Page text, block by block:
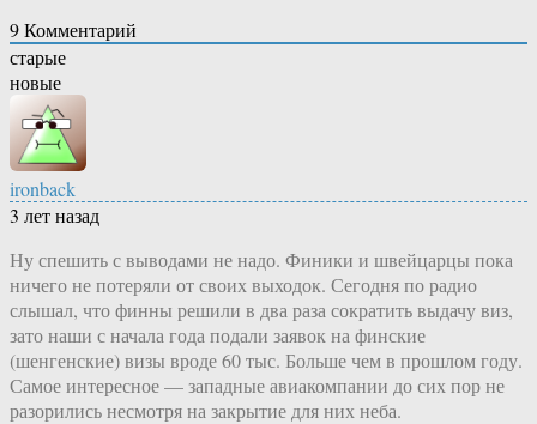
9Комментарий
старые
новые
ironback
3 лет назад
Ну спешить с выводами не надо. Финики и швейцарцы пока
ничего не потеряли от своих выходок. Сегодня по радио
слышал, что финны решили в два раза сократить выдачу виз,
зато наши с начала года подали заявок на финские
(шенгенские) визы вроде 60 тыс. Больше чем в прошлом году.
Самое интересное — западные авиакомпании до сих пор не
разорились несмотря на закрытие для них неба.